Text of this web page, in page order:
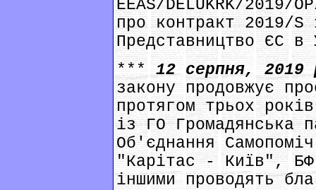
EEAS/DELUKRK/2019/
про контракт 2019/
Представництво ЄС
***12 серпня,
закону продовжує
протягом трьох
із ГО Громадянська
Об'єднання
"Карітас - Київ",
іншими проводять